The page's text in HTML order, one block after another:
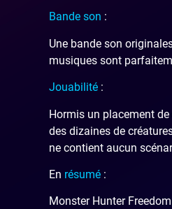
Bande son :
Une bande son
musiques sont
Jouabilité :
Hormis un placement
des dizaines de
ne contient aucun
En résumé :
Monster Hunter